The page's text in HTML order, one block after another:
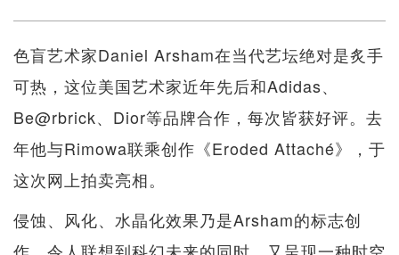
色盲艺术家Daniel Arsham在当代艺坛绝对是炙手
可热，这位美国艺术家近年先后和Adidas、
Be@rbrick、Dior等品牌合作，每次皆获好评。去
年他与Rimowa联乘创作《Eroded Attaché》，于
这次网上拍卖亮相。
侵蚀、风化、水晶化效果乃是Arsham的标志创
作，令人联想到科幻未来的同时，又呈现一种时空